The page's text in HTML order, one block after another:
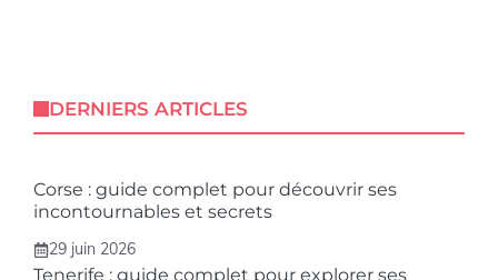
DERNIERS ARTICLES
Corse : guide complet pour découvrir ses
incontournables et secrets
29 juin 2026
Tenerife : guide complet pour explorer ses